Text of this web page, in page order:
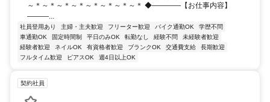
～＊～＊～＊～＊～＊～＊～＊～＊ ◆――――【お仕事内容】
―――...
社員登用あり 主婦・主夫歓迎 フリーター歓迎 バイク通勤OK
学歴不問
車通勤OK
固定時間制 平日のみOK 転勤なし 経験不問
未経験者歓迎
経験者歓迎
ネイルOK 有資格者歓迎 ブランクOK 交通費支給
長期歓迎
フルタイム歓迎
ピアスOK 週4日以上OK
契約社員